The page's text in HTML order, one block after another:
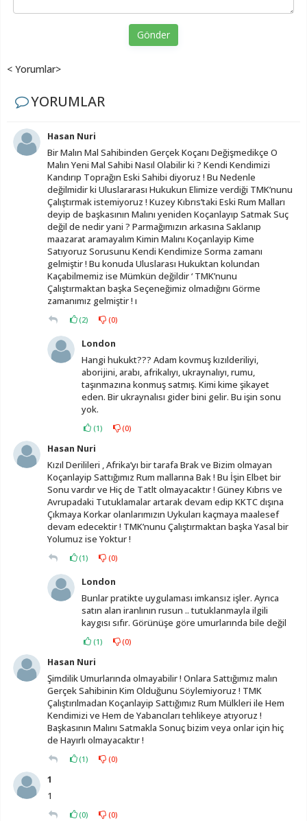
Gönder
< Yorumlar>
YORUMLAR
Hasan Nuri
Bir Malın Mal Sahibinden Gerçek Koçanı Değişmedikçe O
Malın Yeni Mal Sahibi Nasıl Olabilir ki ? Kendi Kendimizi
Kandırıp Toprağın Eski Sahibi diyoruz ! Bu Nedenle
değilmidir ki Uluslararası Hukukun Elimize verdiği TMK’nunu
Çalıştırmak istemiyoruz ! Kuzey Kıbrıs’taki Eski Rum Malları
deyip de başkasının Malını yeniden Koçanlayıp Satmak Suç
değil de nedir yani ? Parmağımızın arkasına Saklanıp
maazarat aramayalım Kimin Malını Koçanlayip Kime
Satıyoruz Sorusunu Kendi Kendimize Sorma zamanı
gelmiştir ! Bu konuda Uluslarası Hukuktan kolundan
Kaçabilmemiz ise Mümkün değildir ‘ TMK’nunu
Çalıştırmaktan başka Seçeneğimiz olmadığını Görme
zamanımız gelmiştir ! ı
(2) (0)
London
Hangi hukukt??? Adam kovmuş kızılderiliyi,
aborijini, arabı, afrikalıyı, ukraynalıyı, rumu,
taşınmazına konmuş satmış. Kimi kime şikayet
eden. Bir ukraynalısı gider bini gelir. Bu işin sonu
yok.
(1) (0)
Hasan Nuri
Kızıl Derilileri , Afrika’yı bir tarafa Brak ve Bizim olmayan
Koçanlayip Sattığımız Rum mallarına Bak ! Bu İşin Elbet bir
Sonu vardır ve Hiç de Tatlt olmayacaktır ! Güney Kıbrıs ve
Avrupadaki Tutuklamalar artarak devam edip KKTC dışına
Çıkmaya Korkar olanlarımızın Uykuları kaçmaya maalesef
devam edecektir ! TMK’nunu Çalıştırmaktan başka Yasal bir
Yolumuz ise Yoktur !
(1) (0)
London
Bunlar pratikte uygulaması imkansız işler. Ayrıca
satın alan iranlının rusun .. tutuklanmayla ilgili
kaygısı sıfır. Görünüşe göre umurlarında bile değil
(1) (0)
Hasan Nuri
Şimdilik Umurlarında olmayabilir ! Onlara Sattığımız malın
Gerçek Sahibinin Kim Olduğunu Söylemiyoruz ! TMK
Çalıştırılmadan Koçanlayip Sattığımız Rum Mülkleri ile Hem
Kendimizi ve Hem de Yabancıları tehlikeye atıyoruz !
Başkasının Malını Satmakla Sonuç bizim veya onlar için hiç
de Hayırlı olmayacaktır !
(1) (0)
1
1
(0) (0)